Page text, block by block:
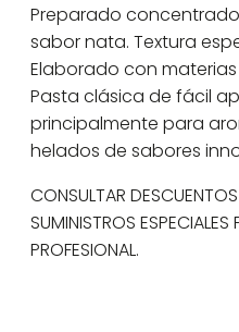
Preparado
sabor nata. Textura
Elaborado con
Pasta clásica de fácil
principalmente para
helados de sabores
CONSULTAR
SUMINISTROS ESPECIALES
PROFESIONAL.